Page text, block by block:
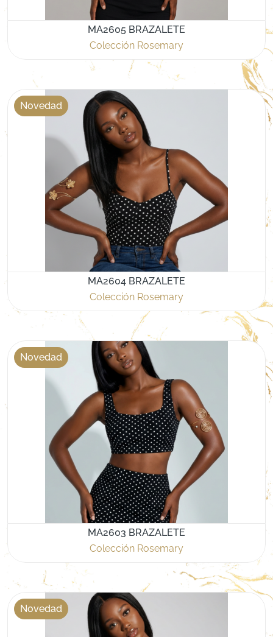
MA2605 BRAZALETE
Colección Rosemary
Novedad
MA2604 BRAZALETE
Colección Rosemary
Novedad
MA2603 BRAZALETE
Colección Rosemary
Novedad